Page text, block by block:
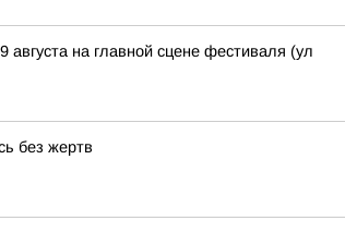
августа на главной сцене фестиваля (ул
без жертв